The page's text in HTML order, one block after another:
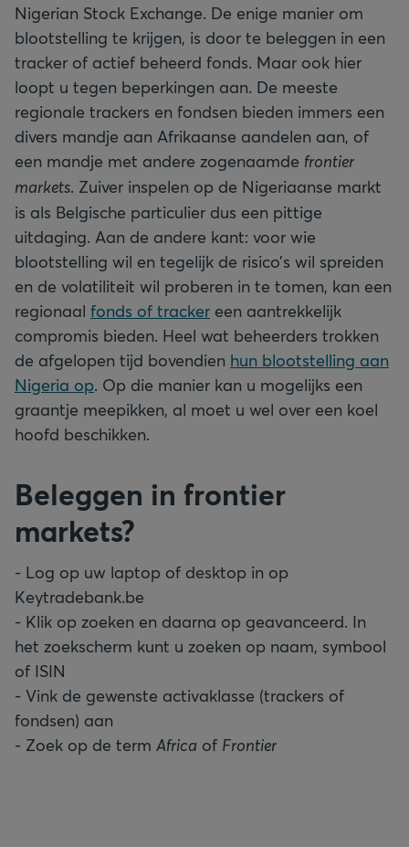
Nigerian Stock Exchange. De enige manier om
blootstelling te krijgen, is door te beleggen in een
tracker of actief beheerd fonds. Maar ook hier
loopt u tegen beperkingen aan. De meeste
regionale trackers en fondsen bieden immers een
divers mandje aan Afrikaanse aandelen aan, of
een mandje met andere zogenaamde frontier
markets. Zuiver inspelen op de Nigeriaanse markt
is als Belgische particulier dus een pittige
uitdaging. Aan de andere kant: voor wie
blootstelling wil en tegelijk de risico’s wil spreiden
en de volatiliteit wil proberen in te tomen, kan een
regionaal fonds of tracker een aantrekkelijk
compromis bieden. Heel wat beheerders trokken
de afgelopen tijd bovendien hun blootstelling aan
Nigeria op. Op die manier kan u mogelijks een
graantje meepikken, al moet u wel over een koel
hoofd beschikken.
Beleggen in frontier
markets?
- Log op uw laptop of desktop in op
Keytradebank.be
- Klik op zoeken en daarna op geavanceerd. In
het zoekscherm kunt u zoeken op naam, symbool
of ISIN
- Vink de gewenste activaklasse (trackers of
fondsen) aan
- Zoek op de term Africa of Frontier